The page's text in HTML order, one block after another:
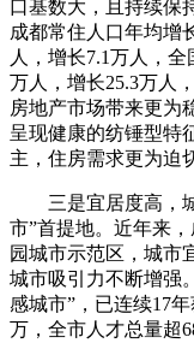
口基数大，且持续保
成都常住人口年均增
人，增长7.1万人，
万人，增长25.3万人
房地产市场带来更为
呈现健康的纺锤型特
主，住房需求更为迫
三是宜居度高，城
市”首提地。近年来
园城市示范区，城市
城市吸引力不断增强
感城市”，已连续17
万，全市人才总量超